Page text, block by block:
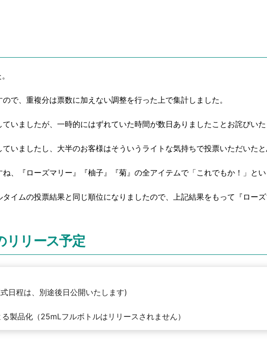
で、重複分は票数に加えない調整を行った上で集計しました。
いましたが、一時的にはずれていた時間が数日ありましたことお詫びい
いましたし、大半のお客様はそういうライトな気持ちで投票いただいた
、『ローズマリー』『柚子』『菊』の全アイテムで「これでもか！」と
イムの投票結果と同じ順位になりましたので、上記結果をもって『ロー
リリース予定
日程は、別途後日公開いたします)
製品化（25mLフルボトルはリリースされません）